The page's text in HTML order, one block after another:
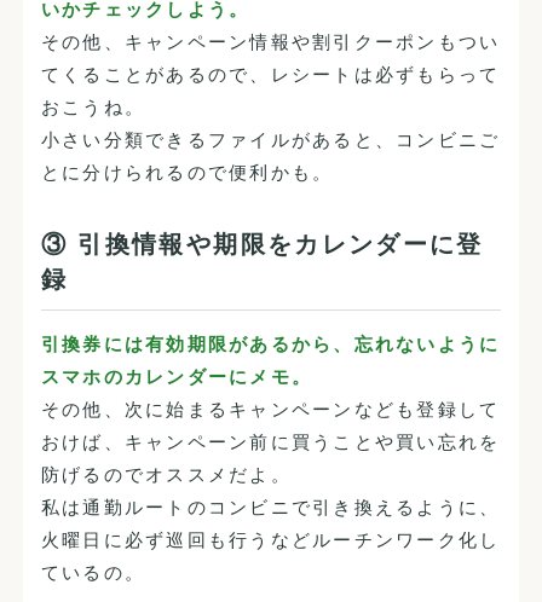
いかチェックしよう。
その他、キャンペーン情報や割引クーポンもつい
てくることがあるので、レシートは必ずもらって
おこうね。
小さい分類できるファイルがあると、コンビニご
とに分けられるので便利かも。
③ 引換情報や期限をカレンダーに登
録
引換券には有効期限があるから、忘れないように
スマホのカレンダーにメモ。
その他、次に始まるキャンペーンなども登録して
おけば、キャンペーン前に買うことや買い忘れを
防げるのでオススメだよ。
私は通勤ルートのコンビニで引き換えるように、
火曜日に必ず巡回も行うなどルーチンワーク化し
ているの。